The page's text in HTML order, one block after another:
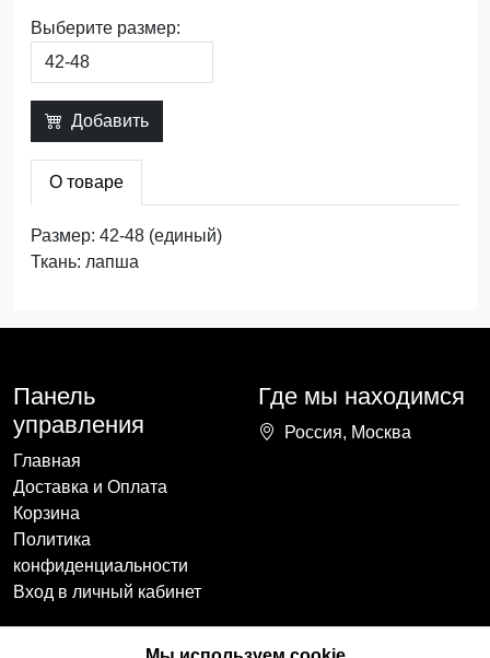
Выберите размер:
Добавить
О товаре
Размер: 42-48 (единый)
Ткань: лапша
Панель
управления
Главная
Доставка и Оплата
Корзина
Политика
конфиденциальности
Вход в личный кабинет
Где мы находимся
Россия, Москва
Наши контакты
Мы в социальных